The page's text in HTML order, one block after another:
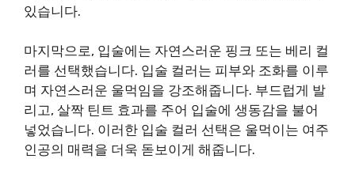
있습니다.
마지막으로, 입술에는 자연스러운 핑크 또는 베리 컬
러를 선택했습니다. 입술 컬러는 피부와 조화를 이루
며 자연스러운 울먹임을 강조해줍니다. 부드럽게 발
리고, 살짝 틴트 효과를 주어 입술에 생동감을 불어
넣었습니다. 이러한 입술 컬러 선택은 울먹이는 여주
인공의 매력을 더욱 돋보이게 해줍니다.